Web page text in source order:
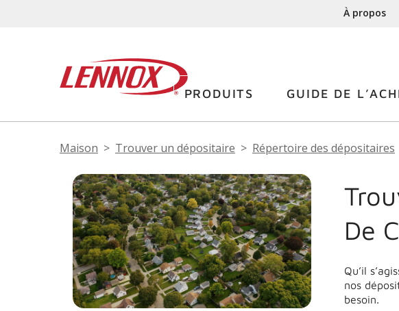
À propos
PRODUITS GUIDE DE
Maison Trouver un dépositaire Répertoire des dépositaires
De
Qu’il
nos
besoin.